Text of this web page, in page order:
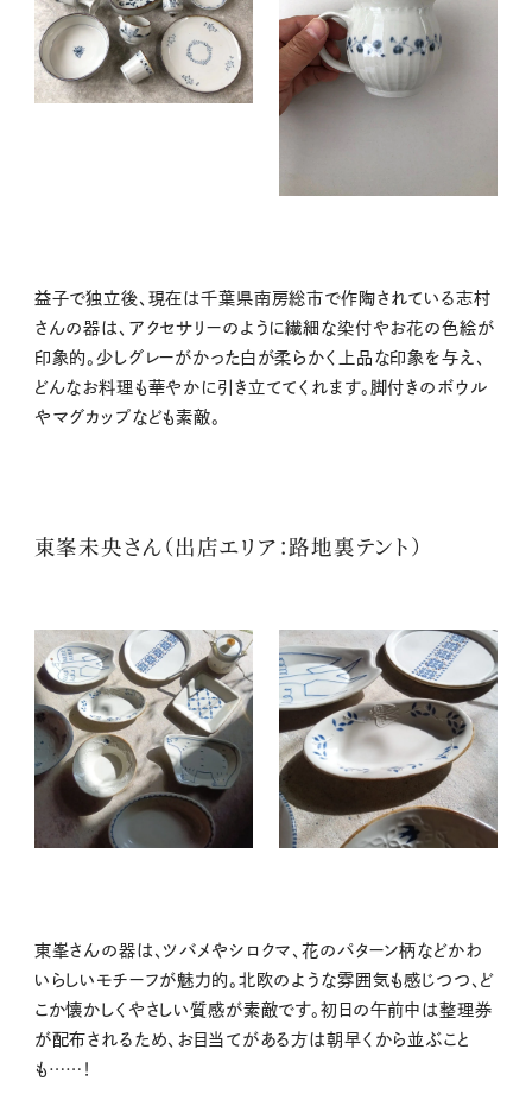
益子で独立後、現在は千葉県南房総市で作陶されている志村
さんの器は、アクセサリーのように繊細な染付やお花の色絵が
印象的。少しグレーがかった白が柔らかく上品な印象を与え、
どんなお料理も華やかに引き立ててくれます。脚付きのボウル
やマグカップなども素敵。
東峯未央さん（出店エリア：路地裏テント）
東峯さんの器は、ツバメやシロクマ、花のパターン柄などかわ
いらしいモチーフが魅力的。北欧のような雰囲気も感じつつ、ど
こか懐かしくやさしい質感が素敵です。初日の午前中は整理券
が配布されるため、お目当てがある方は朝早くから並ぶこと
も……！